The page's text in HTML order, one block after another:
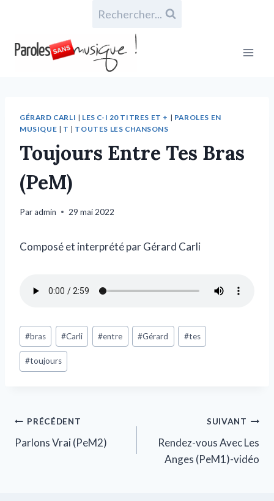
Rechercher...
GÉRARD CARLI | LES C-I 20 TITRES ET + | PAROLES EN
MUSIQUE | T | TOUTES LES CHANSONS
Toujours Entre Tes Bras
(PeM)
Paradmin 29 mai 2022
Composé et interprété par Gérard Carli
#bras #Carli #entre #Gérard #tes
#toujours
PRÉCÉDENT
Parlons Vrai (PeM2)
SUIVANT
Rendez-vous Avec Les
Anges (PeM1)-vidéo